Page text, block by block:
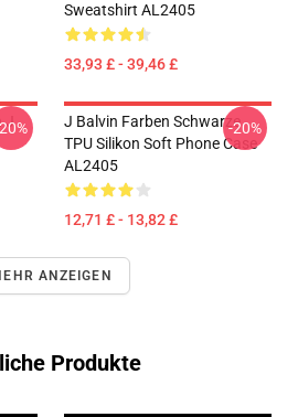
Sweatshirt AL2405
33,93 £ - 39,46 £
J
J Balvin Farben Schwarze
TPU Silikon Soft Phone Case
AL2405
12,71 £ - 13,82 £
-20%
ANZEIGEN
Produkte